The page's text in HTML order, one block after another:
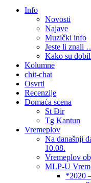
Autori
Info
Novosti
Najave
Muzički info
Jeste li znali
Kako su
Kolumne
chit-chat
Osvrti
Recenzije
Domaća scena
St Đir
Tg Kantun
Vremeplov
Na današnji
10.08.
Vremeplov
MLP-U
*2020